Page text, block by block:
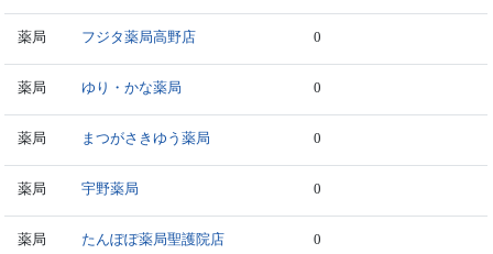
薬局 フジタ薬局高野店 0
薬局 ゆり・かな薬局 0
薬局 まつがさきゆう薬局 0
薬局 宇野薬局 0
薬局 たんぽぽ薬局聖護院店 0